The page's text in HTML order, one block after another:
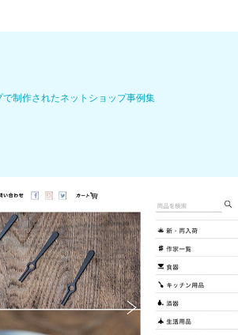
制作されたネットショップ事例集